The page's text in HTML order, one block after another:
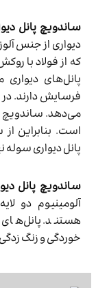
ساندویچ پانل
دیواری از جنس
که از فولاد با
پانل‌های دیواری
فرسایش دارند. در
می‌دهد. ساندویچ
است. بنابراین
پانل دیواری سوله
ساندویچ پانل
آلومینیوم دو
هستند. پانل‌های
خوردگی و زنگ